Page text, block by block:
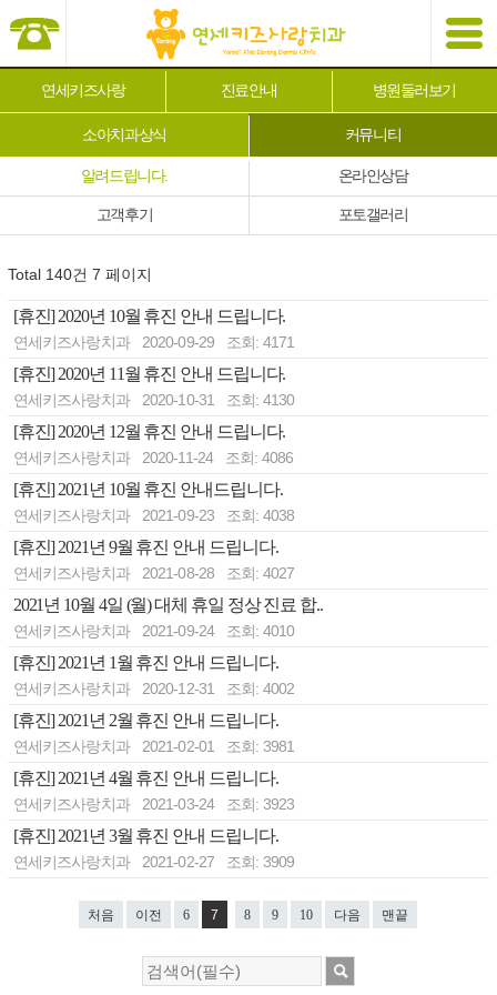
연세키즈사랑 진료안내 병원둘러보기
소아치과상식 커뮤니티
알려드립니다. 온라인상담
고객후기 포토갤러리
Total 140건 7 페이지
[휴진] 2020년 10월 휴진 안내 드립니다.
연세키즈사랑치과 2020-09-29 조회: 4171
[휴진] 2020년 11월 휴진 안내 드립니다.
연세키즈사랑치과 2020-10-31 조회: 4130
[휴진] 2020년 12월 휴진 안내 드립니다.
연세키즈사랑치과 2020-11-24 조회: 4086
[휴진] 2021년 10월 휴진 안내드립니다.
연세키즈사랑치과 2021-09-23 조회: 4038
[휴진] 2021년 9월 휴진 안내 드립니다.
연세키즈사랑치과 2021-08-28 조회: 4027
2021년 10월 4일 (월) 대체 휴일 정상 진료 합..
연세키즈사랑치과 2021-09-24 조회: 4010
[휴진] 2021년 1월 휴진 안내 드립니다.
연세키즈사랑치과 2020-12-31 조회: 4002
[휴진] 2021년 2월 휴진 안내 드립니다.
연세키즈사랑치과 2021-02-01 조회: 3981
[휴진] 2021년 4월 휴진 안내 드립니다.
연세키즈사랑치과 2021-03-24 조회: 3923
[휴진] 2021년 3월 휴진 안내 드립니다.
연세키즈사랑치과 2021-02-27 조회: 3909
처음 이전 6 7 8 9 10 다음 맨끝